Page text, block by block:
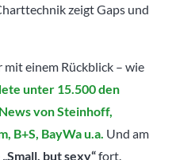
zeigt Gaps und
einem Rückblick – wie
unter 15.500 den
von Steinhoff,
B+S, BayWa u.a. Und am
„Small, but sexy“fort.